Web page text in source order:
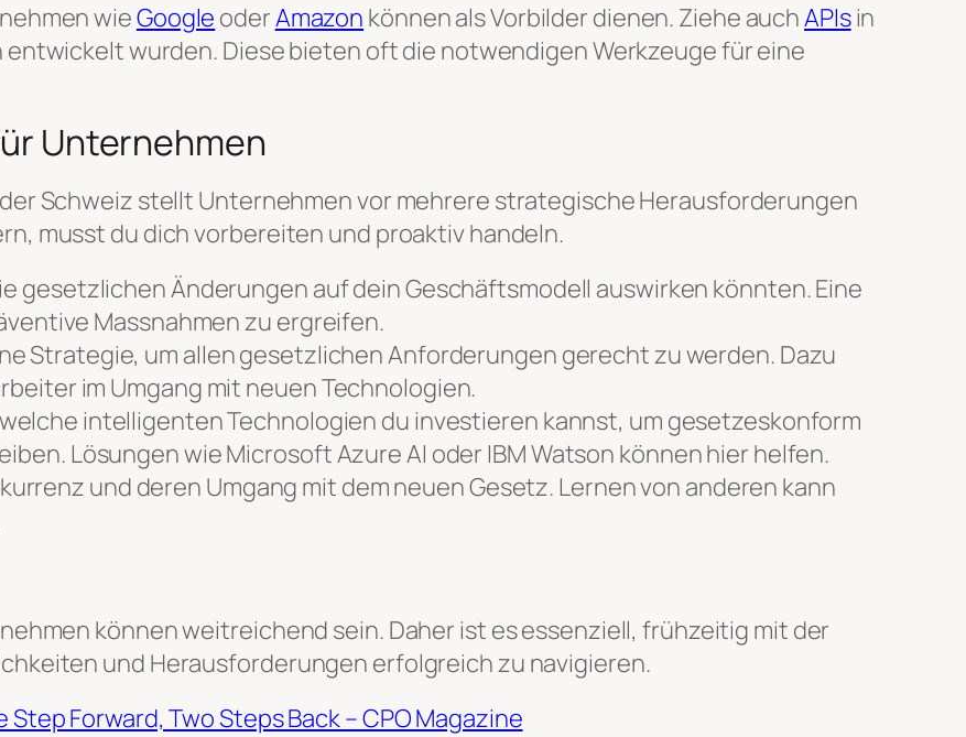
wieGoogle oderAmazon können als Vorbilder dienen. Ziehe auchAPIsin
wurden. Diese bieten oft die notwendigen Werkzeuge für eine
Unternehmen
Schweiz stellt Unternehmen vor mehrere strategische Herausforderungen
musst du dich vorbereiten und proaktiv handeln.
gesetzlichen Änderungen auf dein Geschäftsmodell auswirken könnten. Eine
Massnahmen zu ergreifen.
Strategie, um allen gesetzlichen Anforderungen gerecht zu werden. Dazu
im Umgang mit neuen Technologien.
intelligenten Technologien du investieren kannst, um gesetzeskonform
Lösungen wie Microsoft Azure AI oder IBM Watson können hier helfen.
und deren Umgang mit dem neuen Gesetz. Lernen von anderen kann
können weitreichend sein. Daher ist es essenziell, frühzeitig mit der
und Herausforderungen erfolgreich zu navigieren.
Forward, Two Steps Back – CPO Magazine